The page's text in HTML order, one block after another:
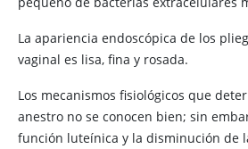
La apariencia endoscópica de los
vaginal es lisa, fina y rosada.
Los mecanismos fisiológicos que
anestro no se conocen bien; sin
función luteínica y la disminución de